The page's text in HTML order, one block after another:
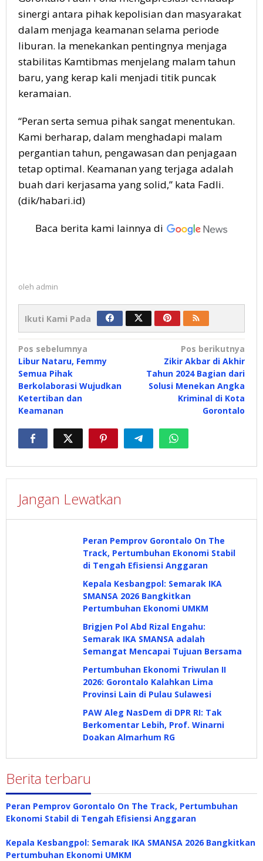
sinergi antara pihak kepolisian dan masyarakat
dalam menjaga keamanan selama periode
liburan. Ia menekankan pentingnya menjaga
stabilitas Kamtibmas menjelang malam tahun
baru, yang kerap kali menjadi titik puncak
keramaian.
“Peran serta semua pihak sangat menentukan.
Kami berharap, dalam menghadapi malam
pergantian tahun, pengawasan dan penjagaan
tetap optimal. Keamanan yang terjaga adalah
buah dari kerjasama yang solid,” kata Fadli.
(dik/habari.id)
Baca berita kami lainnya di
oleh admin
Ikuti Kami Pada
Navigasi
pos
Pos sebelumnya
Libur Nataru, Femmy
Semua Pihak
Berkolaborasi Wujudkan
Ketertiban dan
Keamanan
Pos berikutnya
Zikir Akbar di Akhir
Tahun 2024 Bagian dari
Solusi Menekan Angka
Kriminal di Kota
Gorontalo
Jangan Lewatkan
Peran Pemprov Gorontalo On The
Track, Pertumbuhan Ekonomi Stabil
di Tengah Efisiensi Anggaran
Kepala Kesbangpol: Semarak IKA
SMANSA 2026 Bangkitkan
Pertumbuhan Ekonomi UMKM
Brigjen Pol Abd Rizal Engahu:
Semarak IKA SMANSA adalah
Semangat Mencapai Tujuan Bersama
Pertumbuhan Ekonomi Triwulan II
2026: Gorontalo Kalahkan Lima
Provinsi Lain di Pulau Sulawesi
PAW Aleg NasDem di DPR RI: Tak
Berkomentar Lebih, Prof. Winarni
Doakan Almarhum RG
Berita terbaru
Peran Pemprov Gorontalo On The Track, Pertumbuhan
Ekonomi Stabil di Tengah Efisiensi Anggaran
Kepala Kesbangpol: Semarak IKA SMANSA 2026 Bangkitkan
Pertumbuhan Ekonomi UMKM